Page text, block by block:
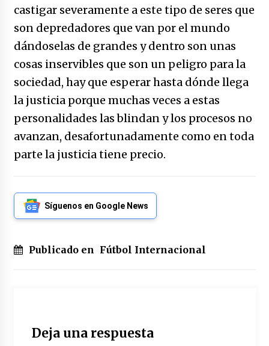
castigar severamente a este tipo de seres que
son depredadores que van por el mundo
dándoselas de grandes y dentro son unas
cosas inservibles que son un peligro para la
sociedad, hay que esperar hasta dónde llega
la justicia porque muchas veces a estas
personalidades las blindan y los procesos no
avanzan, desafortunadamente como en toda
parte la justicia tiene precio.
Síguenos en Google News
Publicado en Fútbol Internacional
Deja una respuesta